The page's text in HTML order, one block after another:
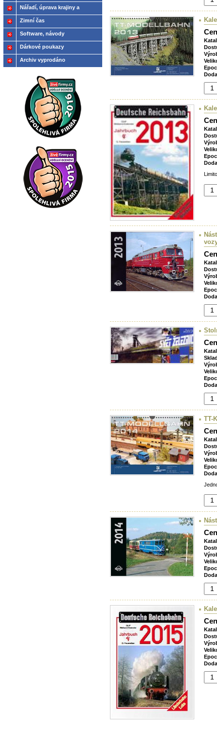
TT-
Nářadí, úprava krajiny a
modelů
Zimní čas
Software, návody
Dárkové poukazy
Archiv vyprodáno